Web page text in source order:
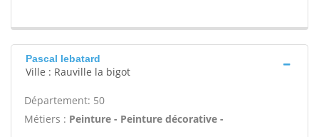
Pascal lebatard
Ville : Rauville la bigot
Département: 50
Métiers : Peinture - Peinture décorative -